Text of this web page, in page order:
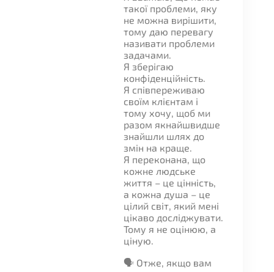
такої проблеми, яку
не можна вирішити,
тому даю перевагу
називати проблеми
задачами.
Я зберігаю
конфіденційність.
Я співпереживаю
своїм клієнтам і
тому хочу, щоб ми
разом якнайшвидше
знайшли шлях до
змін на краще.
Я переконана, що
кожне людське
життя – це цінність,
а кожна душа – це
цілий світ, який мені
цікаво досліджувати.
Тому я не оцінюю, а
ціную.
🗣️ Отже, якщо вам